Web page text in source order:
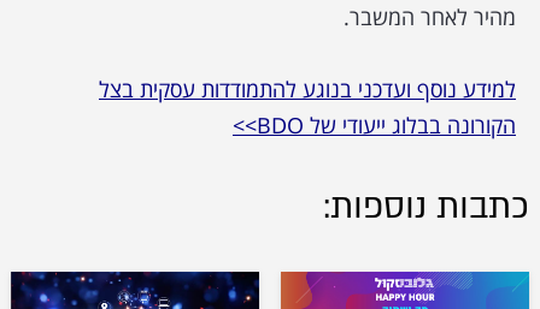
מהיר לאחר המשבר.
למידע נוסף ועדכני בנוגע להתמודדות עסקית בצל
הקורונה בבלוג ייעודי של BDO>>
כתבות נוספות: